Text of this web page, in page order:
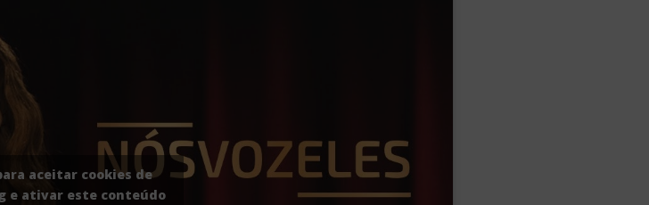
aceitar cookies de
e ativar este conteúdo